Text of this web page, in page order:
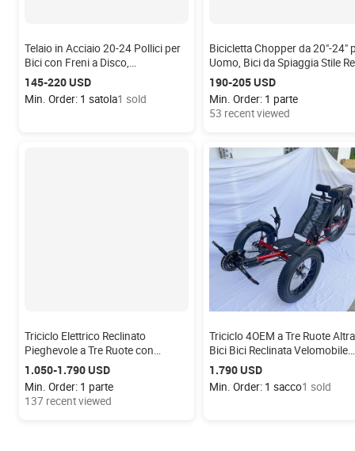
Telaio in Acciaio 20-24 Pollici per
Bici con Freni a Disco,
Monovelocità, Capacità di Carico
145-220 USD
Min. Order: 1 satola1 sold
Bicicletta Chopper da 20"-24"
Uomo, Bici da Spiaggia Stile
Bicicletta Chopper Tipo
190-205 USD
Min. Order: 1 parte
53 recent viewed
Triciclo Elettrico Reclinato
Pieghevole a Tre Ruote con
Pneumatici Larghi per Neve e
1.050-1.790 USD
Min. Order: 1 parte
137 recent viewed
Triciclo 4OEM a Tre Ruote Altra
Bici Bici Reclinata Velomobile
Triciclo con Gomme Larghe
1.790 USD
Min. Order: 1 sacco1 sold